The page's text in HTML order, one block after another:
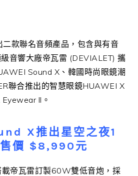
款聯名音頻產品，包含與有音
音響大廠帝瓦雷 (DEVIALET) 攜
Sound X、韓國時尚眼鏡潮
聯合推出的智慧眼鏡HUAWEI X
ll。
X推出星空之夜1
價 $8,990元
帝瓦雷訂製60W雙低音炮，採